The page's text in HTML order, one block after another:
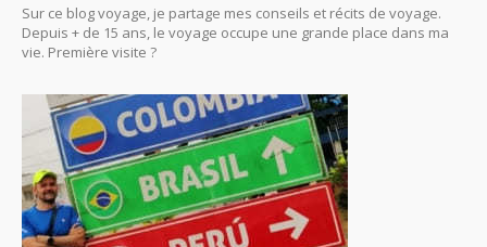
Sur ce blog voyage, je partage mes conseils et récits de voyage.
Depuis + de 15 ans, le voyage occupe une grande place dans ma
vie. Première visite ?